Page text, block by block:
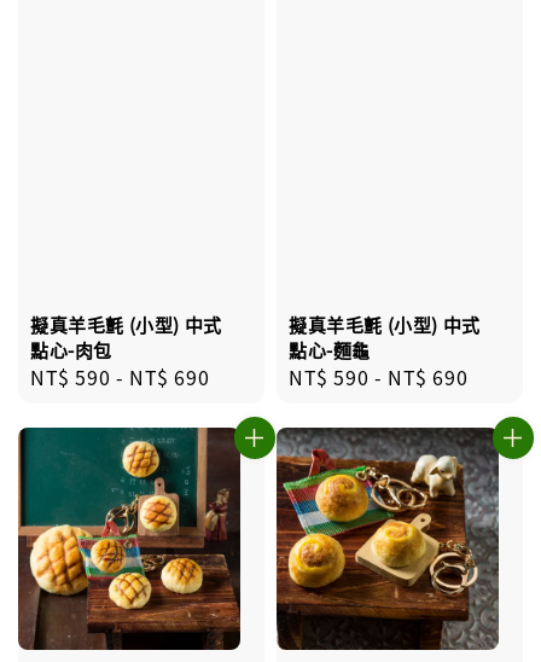
擬真羊毛氈 (小型) 中式
點心-肉包
Regular
NT$ 590 - NT$ 690
擬真羊毛氈 (小型) 中式
點心-麵龜
Regular
NT$ 590 - NT$ 690